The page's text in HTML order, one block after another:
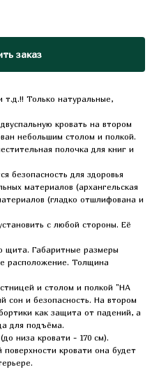
заказ
Только натуральные,
кровать на втором
небольшим столом и полкой.
полочка для книг и
безопасность для здоровья
материалов (архангельская
(гладко отшлифована и
с любой стороны. Её
щита. Габаритные размеры
расположение. Толщина
и столом и полкой "НА
и безопасность. На втором
как защита от падений, а
для подъёма.
низа кровати - 170 см).
кровати она будет